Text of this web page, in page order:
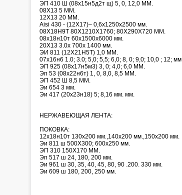
ЭП 410 Ш (08х15н5д2т щ) 5, 0, 12,0 ММ.
08Х13 5 ММ.
12Х13 20 ММ.
Aisi 430 - (12Х17)– 0,6х1250х2500 мм.
08Х18Н9Т 80Х1210Х1760; 80Х290Х720 ММ.
08х18н10т 60х1500х6000 мм.
20Х13 3.0х 700х 1400 мм.
ЭИ 811 (12Х21Н5Т) 1,0 ММ.
07х16н6 1.0; 3.0; 5,0; 5,5; 6,0; 8, 0; 9,0; 10,0 ; 12; мм.
ЭП 925 (08х17н5м3) 3, 0; 4,0; 6,0 ММ.
Эп 53 (08х22н6т) 1, 0, 8,0, 8,5 ММ.
ЭП 452 Ш 8,5 ММ.
Эи 654 3 мм.
Эи 417 (20х23н18) 5; 8,16 мм. мм.
НЕРЖАВЕЮЩАЯ ЛЕНТА:
ПОКОВКА:
12х18н10т 130х200 мм.,140х200 мм.,150х200 мм.
Эи 811 ш 500Х300; 600х250 мм.
ЭП 310 150Х170 ММ.
Эп 517 ш 24, 180, 200 мм.
Эи 961 ш 30, 35, 40, 45, 80, 90 .200. 330 мм.
Эи 609 ш 180, 200, 250 мм.